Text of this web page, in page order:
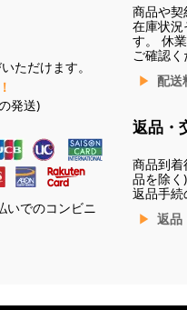
ただけます。
発送)
いでのコンビニ
商品や契
在庫状況
す。 休
ご確認く
配送
返品・
商品到着
品を除く
返品手続
返品